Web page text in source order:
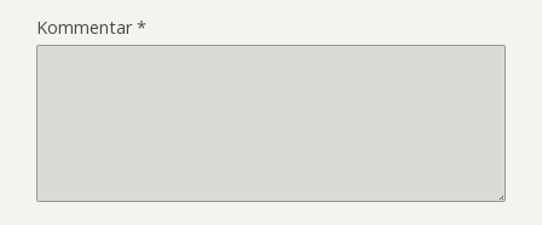
Kommentar*